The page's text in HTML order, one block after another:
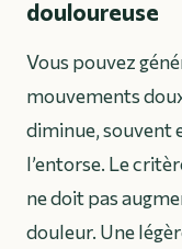
douloureuse
Vous pouvez
mouvements
diminue, souvent
l’entorse. Le
ne doit pas
douleur. Une